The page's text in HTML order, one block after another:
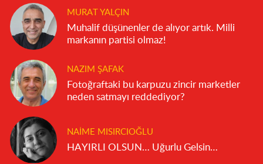
MURAT YALÇIN
Muhalif düşünenler de alıyor artık. Milli
markanın partisi olmaz!
NAZIM ŞAFAK
Fotoğraftaki bu karpuzu zincir marketler
neden satmayı reddediyor?
NAIME MISIRCIOĞLU
HAYIRLI OLSUN… Uğurlu Gelsin…